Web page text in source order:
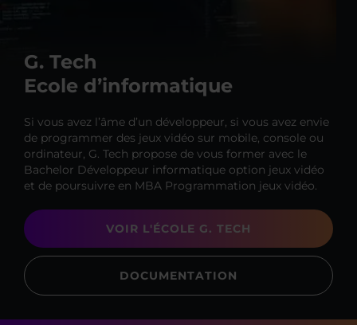
G. Tech
Ecole d’informatique
Si vous avez l’âme d’un développeur, si vous avez envie
de programmer des jeux vidéo sur mobile, console ou
ordinateur, G. Tech propose de vous former avec le
Bachelor Développeur informatique option jeux vidéo
et de poursuivre en MBA Programmation jeux vidéo.
VOIR L'ÉCOLE G. TECH
DOCUMENTATION